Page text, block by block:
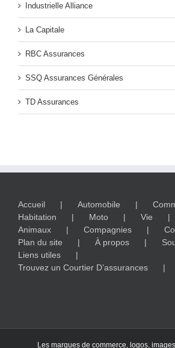
Industrielle Alliance
La Capitale
RBC Assurances
SSQ Assurances Générales
TD Assurances
Accueil Automobile
Habitation
Moto Vie
Animaux
Compagnies
Plan du site
À propos
Liens utiles
Trouvez un Courtier D’assurances
Les marques de commerce, logos,